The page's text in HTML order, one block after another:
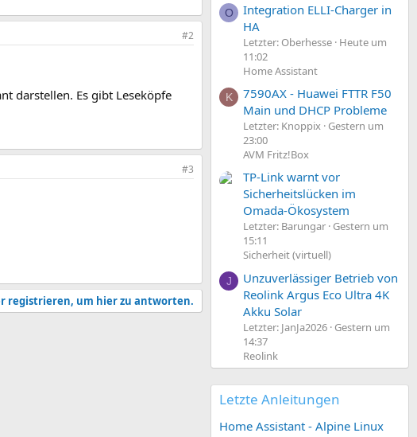
#2
darstellen. Es gibt Leseköpfe
#3
registrieren, um hier zu antworten.
O
Integration ELLI-Charger in
HA
Letzter: Oberhesse Heute um
11:02
Home Assistant
K
7590AX - Huawei FTTR F50
Main und DHCP Probleme
Letzter: Knoppix Gestern um
23:00
AVM Fritz!Box
TP-Link warnt vor
Sicherheitslücken im
Omada-Ökosystem
Letzter: Barungar Gestern um
15:11
Sicherheit (virtuell)
J
Unzuverlässiger Betrieb von
Reolink Argus Eco Ultra 4K
Akku Solar
Letzter: JanJa2026 Gestern um
14:37
Reolink
Letzte Anleitungen
Home Assistant - Alpine Linux